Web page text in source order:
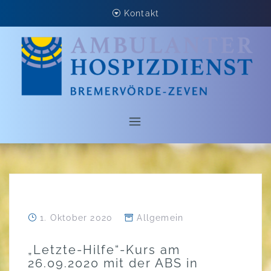
content
Kontakt
1. Oktober 2020 Allgemein
„Letzte-Hilfe“-Kurs am
26.09.2020 mit der ABS in